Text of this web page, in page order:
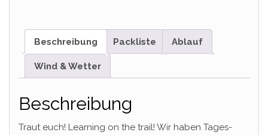
Beschreibung Packliste Ablauf
Wind & Wetter
Beschreibung
Traut euch! Learning on the trail! Wir haben Tages-